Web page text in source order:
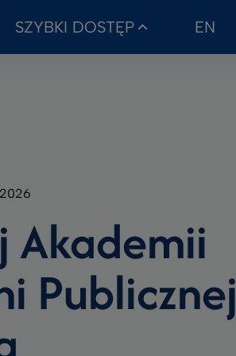
SZYBKI DOSTĘP EN
Akademii
Publicznej